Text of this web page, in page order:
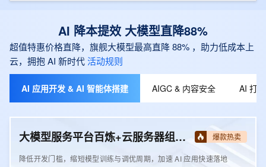
AI 降本提效 大模型直降88%
超值特惠价格直降，旗舰大模型最高直降 88% ，助力低成本上
云，拥抱 AI 新时代活动规则
AI 应用开发 & AI 智能体搭建 AIGC & 内容安全 AI 打
大模型服务平台百炼+云服务器组合套餐 爆款热卖
降低开发门槛，缩短模型训练与调优周期，加速 AI 应用快速落地